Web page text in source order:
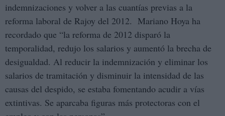
indemnizaciones y volver a las cuantías previas a la
reforma laboral de Rajoy del 2012. Mariano Hoya ha
recordado que “la reforma de 2012 disparó la
temporalidad, redujo los salarios y aumentó la brecha de
desigualdad. Al reducir la indemnización y eliminar los
salarios de tramitación y disminuir la intensidad de las
causas del despido, se estaba fomentando acudir a vías
extintivas. Se aparcaba figuras más protectoras con el